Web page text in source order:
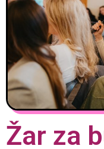
Žar za